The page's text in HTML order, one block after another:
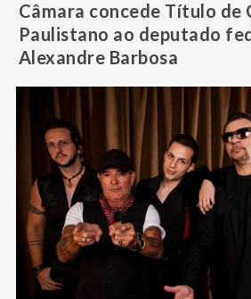
Câmara concede Título de
Paulistano ao deputado
Alexandre Barbosa